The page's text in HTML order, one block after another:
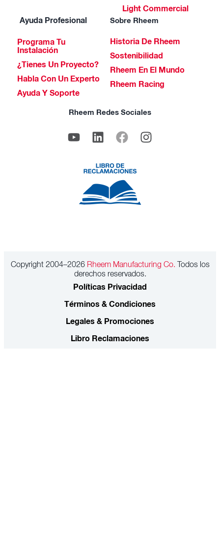
Light Commercial
Ayuda Profesional
Programa Tu
Instalación
¿Tienes Un Proyecto?
Habla Con Un Experto
Ayuda Y Soporte
Sobre Rheem
Historia De Rheem
Sostenibilidad
Rheem En El Mundo
Rheem Racing
Rheem Redes Sociales
Copyright 2004–2026Rheem Manufacturing Co. Todos los
derechos reservados.
Políticas Privacidad
Términos & Condiciones
Legales & Promociones
Libro Reclamaciones